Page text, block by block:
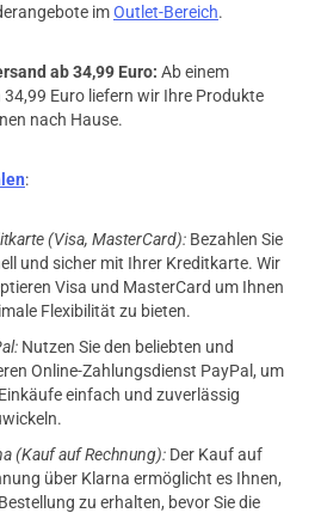
imOutlet-Bereich.
ab 34,99 Euro: Ab einem
Euro liefern wir Ihre Produkte
nach Hause.
:
(Visa, MasterCard): Bezahlen Sie
und sicher mit Ihrer Kreditkarte. Wir
Visa und MasterCard um Ihnen
Flexibilität zu bieten.
Nutzen Sie den beliebten und
Online-Zahlungsdienst PayPal, um
einfach und zuverlässig
(Kauf auf Rechnung): Der Kauf auf
über Klarna ermöglicht es Ihnen,
zu erhalten, bevor Sie die